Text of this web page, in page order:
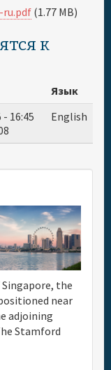
ru.pdf (1.77 MB)
к
Язык
- 16:45
English
the
near
adjoining
Stamford